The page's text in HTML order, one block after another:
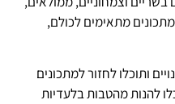
מתאימים לכולם,
ותוכלו לחזור למתכונים
להנות מהטבות בלעדיות